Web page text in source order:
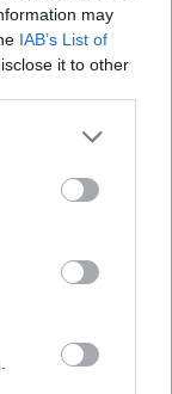
may
IAB’s List of
it to other
tűri a meleget